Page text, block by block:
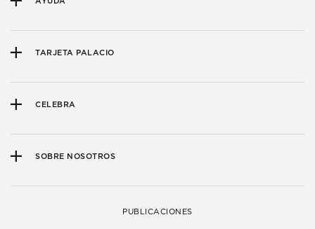
TARJETA PALACIO
CELEBRA
SOBRE NOSOTROS
PUBLICACIONES